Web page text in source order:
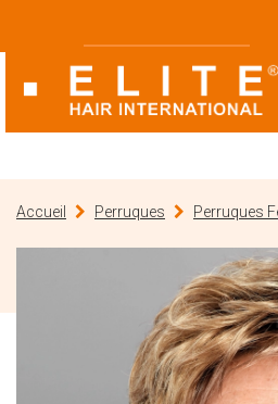
Accueil Perruques Perruques